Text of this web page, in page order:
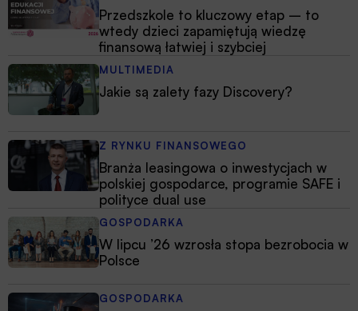
Przedszkole to kluczowy etap – to
wtedy dzieci zapamiętują wiedzę
finansową łatwiej i szybciej
MULTIMEDIA
Jakie są zalety fazy Discovery?
Z RYNKU FINANSOWEGO
Branża leasingowa o inwestycjach w
polskiej gospodarce, programie SAFE i
polityce dual use
GOSPODARKA
W lipcu ’26 wzrosła stopa bezrobocia w
Polsce
GOSPODARKA